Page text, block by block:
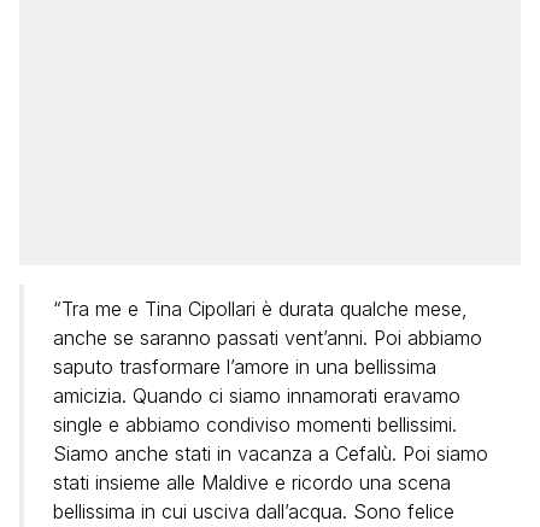
“Tra me e Tina Cipollari è durata qualche mese,
anche se saranno passati vent’anni. Poi abbiamo
saputo trasformare l’amore in una bellissima
amicizia. Quando ci siamo innamorati eravamo
single e abbiamo condiviso momenti bellissimi.
Siamo anche stati in vacanza a Cefalù. Poi siamo
stati insieme alle Maldive e ricordo una scena
bellissima in cui usciva dall’acqua. Sono felice